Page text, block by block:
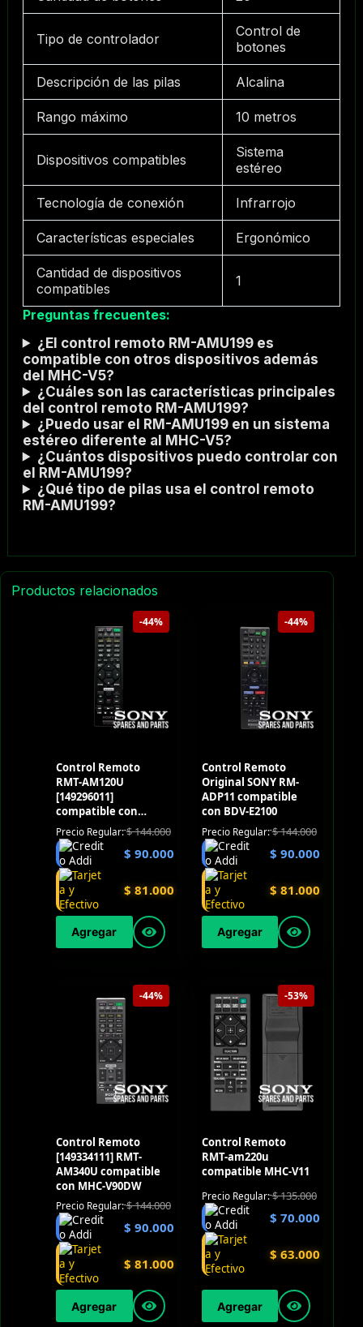
Tipo de controlador
Control de
botones
Descripción de las pilas Alcalina
Rango máximo 10 metros
Dispositivos compatibles
Sistema
estéreo
Tecnología de conexión Infrarrojo
Características especiales Ergonómico
Cantidad de dispositivos
compatibles
1
Preguntas frecuentes:
¿El control remoto RM-AMU199 es
compatible con otros dispositivos además
del MHC-V5?
¿Cuáles son las características principales
del control remoto RM-AMU199?
¿Puedo usar el RM-AMU199 en un sistema
estéreo diferente al MHC-V5?
¿Cuántos dispositivos puedo controlar con
el RM-AMU199?
¿Qué tipo de pilas usa el control remoto
RM-AMU199?
Productos relacionados
-44%
Control Remoto
RMT-AM120U
[149296011]
compatible con
SHAKE-X7D
Precio Regular:$144.000
$ 90.000
$ 81.000
Agregar
-44%
Control Remoto
Original SONY RM-
ADP11 compatible
con BDV-E2100
Precio Regular:$144.000
$ 90.000
$ 81.000
Agregar
-44%
Control Remoto
[149334111] RMT-
AM340U compatible
con MHC-V90DW
Precio Regular:$144.000
$ 90.000
$ 81.000
Agregar
-53%
Control Remoto
RMT-am220u
compatible MHC-V11
Precio Regular:$135.000
$ 70.000
$ 63.000
Agregar